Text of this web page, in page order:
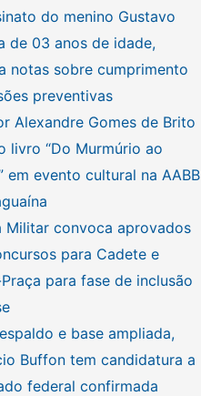
do menino Gustavo
de 03 anos de idade,
notas sobre cumprimento
preventivas
Alexandre Gomes de Brito
livro “Do Murmúrio ao
em evento cultural na AABB
Militar convoca aprovados
para Cadete e
para fase de inclusão
e base ampliada,
Buffon tem candidatura a
federal confirmada